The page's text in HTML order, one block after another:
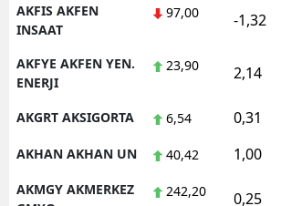
AKFIS AKFEN
INSAAT
97,00 -1,32
AKFYE AKFEN YEN.
ENERJI
23,90 2,14
AKGRT AKSIGORTA 6,54 0,31
AKHAN AKHAN UN 40,42 1,00
AKMGY AKMERKEZ
242,20 0,25